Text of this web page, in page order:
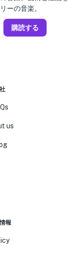
ーの音楽。
購読する
us
報